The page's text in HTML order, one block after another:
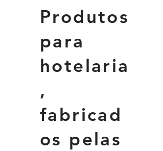
Produtos
para
hotelaria
,
fabricad
os pelas